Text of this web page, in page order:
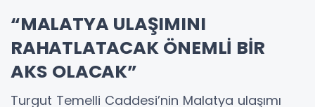
“MALATYA ULAŞIMINI
RAHATLATACAK ÖNEMLİ BİR
AKS OLACAK”
Turgut Temelli Caddesi’nin Malatya ulaşımı